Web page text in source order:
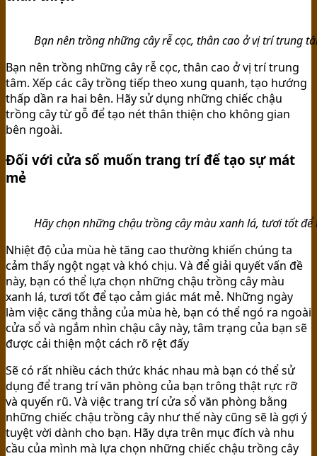
Bạn nên trồng những cây rễ cọc, thân cao ở vị trí trung
Bạn nên trồng những cây rễ cọc, thân cao ở vị trí trung
tâm. Xếp các cây trồng tiếp theo xung quanh, tạo hướng
thấp dần ra hai bên. Hãy sử dụng những chiếc chậu
trồng cây từ gỗ để tạo nét thân thiện cho không gian
bên ngoài.
Đối với cửa sổ muốn trang trí để tạo sự mát
mẻ
Hãy chọn những chậu trồng cây màu xanh lá, tươi tốt
Nhiệt độ của mùa hè tăng cao thường khiến chúng ta
cảm thấy ngột ngạt và khó chịu. Và để giải quyết vấn đề
này, bạn có thể lựa chọn những chậu trồng cây màu
xanh lá, tươi tốt để tạo cảm giác mát mẻ. Những ngày
làm việc căng thẳng của mùa hè, bạn có thể ngó ra ngoài
cửa sổ và ngắm nhìn chậu cây này, tâm trạng của bạn sẽ
được cải thiện một cách rõ rệt đấy
Sẽ có rất nhiều cách thức khác nhau mà bạn có thể sử
dụng để trang trí văn phòng của bạn trông thật rực rỡ
và quyến rũ. Và việc trang trí cửa sổ văn phòng bằng
những chiếc chậu trồng cây như thế này cũng sẽ là gợi ý
tuyệt vời dành cho bạn. Hãy dựa trên mục đích và nhu
cầu của mình mà lựa chọn những chiếc chậu trồng cây